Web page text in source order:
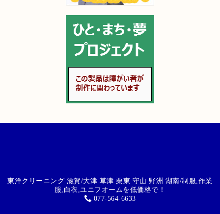
東洋クリーニング 滋賀/大津 草津 栗東 守山 野洲 湖南/制服,作業
服,白衣,ユニフオームを低価格で！
077-564-6633